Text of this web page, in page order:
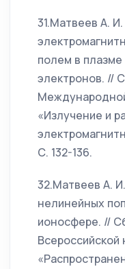
31.Матвеев А.
полем в
электронов. //
«Излучение и
С. 132-136.
32.Матвеев А.
нелинейных
ионосфере. //